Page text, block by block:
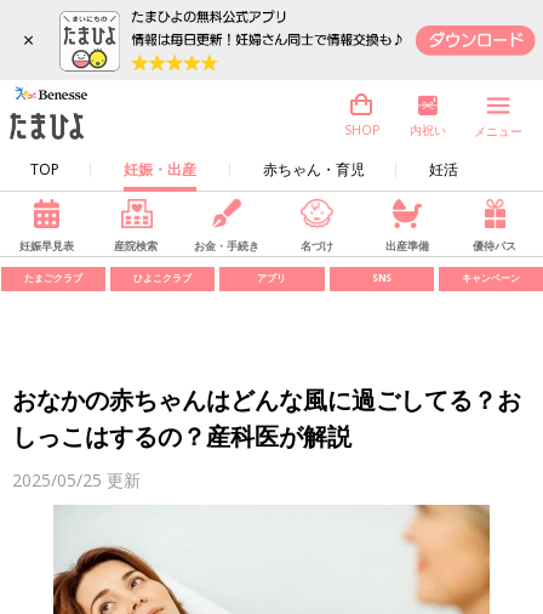
×
TOP 妊娠・出産 赤ちゃん・育児 妊活
SHOP 内祝い メニュー
妊娠早見表 産院検索 お金・手続き 名づけ 出産準備 優待パス
たまごクラブ ひよこクラブ アプリ SNS キャンペーン
おなかの赤ちゃんはどんな風に過ごしてる？お
しっこはするの？産科医が解説
2025/05/25 更新